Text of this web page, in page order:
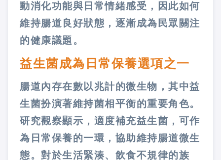
動消化功能與日常情緒感受，因此如何
維持腸道良好狀態，逐漸成為民眾關注
的健康議題。
益生菌成為日常保養選項之一
腸道內存在數以兆計的微生物，其中益
生菌扮演著維持菌相平衡的重要角色。
研究觀察顯示，適度補充益生菌，可作
為日常保養的一環，協助維持腸道微生
態。對於生活緊湊、飲食不規律的族